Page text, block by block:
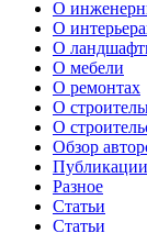
О
О
О
О мебели
О ремонтах
О
О
Обзор
Публикации
Разное
Статьи
Статьи